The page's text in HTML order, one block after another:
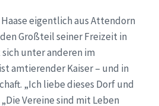
eigentlich aus Attendorn
Großteil seiner Freizeit in
unter anderen im
amtierender Kaiser – und in
„Ich liebe dieses Dorf und
Vereine sind mit Leben